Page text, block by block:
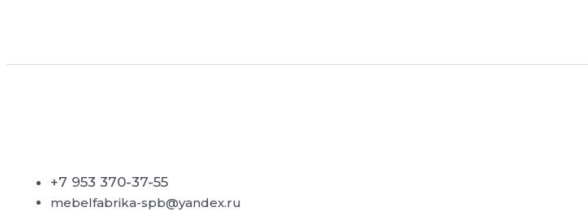
+7 953 370-37-55
mebelfabrika-spb@yandex.ru